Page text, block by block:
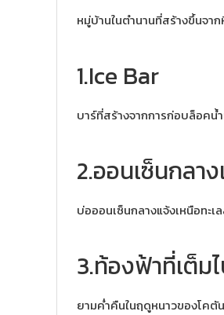
หมู่บ้านในตำนานที่สร้างขึ้นจา
1.Ice Bar
บาร์ที่สร้างจากการก่อบล็อคน้
2.ออนเซ็นกลา
บ่อออนเซ็นกลางแจ้งเหนือทะ
3.ท้องฟ้าที่เต็ม
ยามค่ำคืนในฤดูหนาวของโคตั